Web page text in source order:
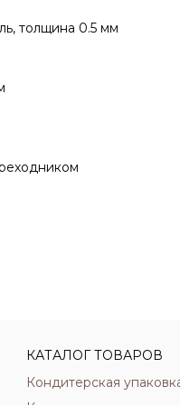
толщина 0.5 мм
КАТАЛОГ ТОВАРОВ
Кондитерская